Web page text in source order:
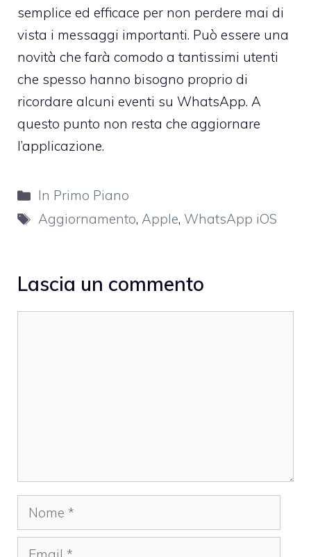
semplice ed efficace per non perdere mai di
vista i messaggi importanti. Può essere una
novità che farà comodo a tantissimi utenti
che spesso hanno bisogno proprio di
ricordare alcuni eventi su WhatsApp. A
questo punto non resta che aggiornare
l’applicazione.
Categorie
In Primo Piano
Tag
Aggiornamento,Apple, WhatsApp iOS
Lascia un commento
Nome
Email